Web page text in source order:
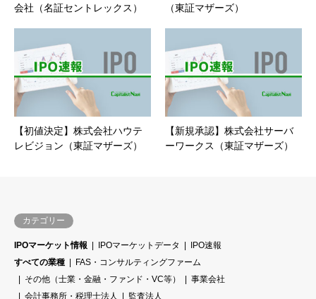
会社（名証セントレックス）
（東証マザーズ）
【初値決定】株式会社ハウテ
レビジョン（東証マザーズ）
【新規承認】株式会社サーバ
ーワークス（東証マザーズ）
カテゴリー
IPOマーケット情報 IPOマーケットデータ
IPO速報
すべての業種
FAS・コンサルティングファーム
その他（士業・金融・ファンド・VC等）
事業会社
会計事務所・税理士法人
監査法人